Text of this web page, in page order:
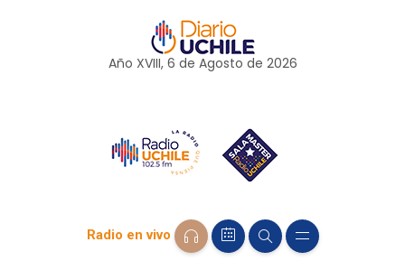
Año XVIII, 6 de Agosto de 2026
Radio en vivo